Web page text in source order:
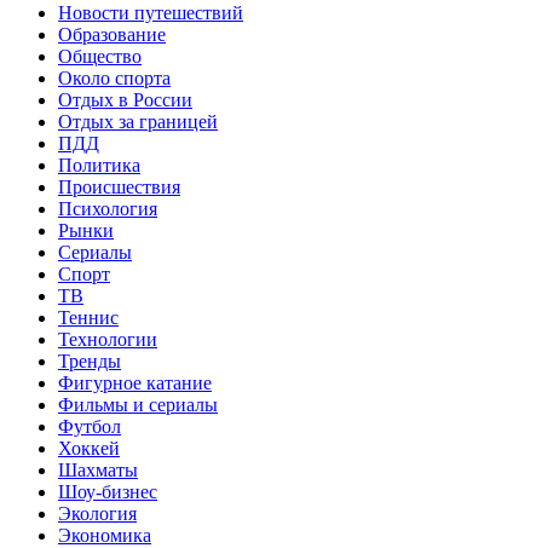
Новости путешествий
Образование
Общество
Около спорта
Отдых в России
Отдых за границей
ПДД
Политика
Происшествия
Психология
Рынки
Сериалы
Спорт
ТВ
Теннис
Технологии
Тренды
Фигурное катание
Фильмы и сериалы
Футбол
Хоккей
Шахматы
Шоу-бизнес
Экология
Экономика